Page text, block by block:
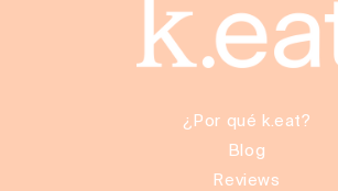
¿Por qué k.eat?
Blog
Reviews